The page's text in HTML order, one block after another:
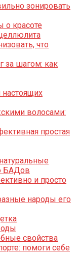
зонировать
о красоте
что
за шагом: как
волосами:
простая
БАДов
и просто
народы его
свойства
помоги себе